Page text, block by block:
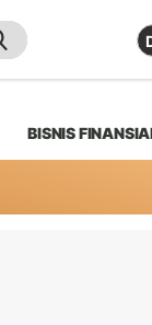
BISNIS